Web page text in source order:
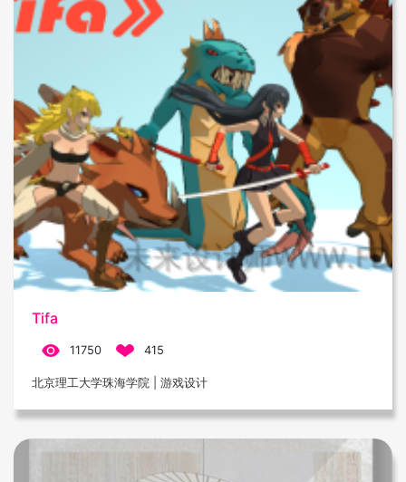
Tifa
11750 415
北京理工大学珠海学院 | 游戏设计